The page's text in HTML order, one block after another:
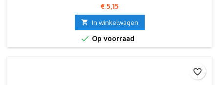
Prijs
€ 5,15
 In winkelwagen
 Op voorraad
favorite_border